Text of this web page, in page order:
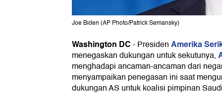
Joe Biden (AP Photo/Patrick Semansky)
Washington DC-PresidenAmerika
menegaskan dukungan untuk sekutunya,
menghadapi ancaman-ancaman dari
menyampaikan penegasan ini saat
dukungan AS untuk koalisi pimpinan